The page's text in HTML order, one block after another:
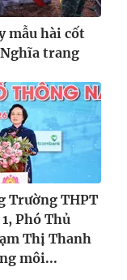
mẫu hài cốt
trang
Trường THPT
Phó Thủ
Thị Thanh
môi...